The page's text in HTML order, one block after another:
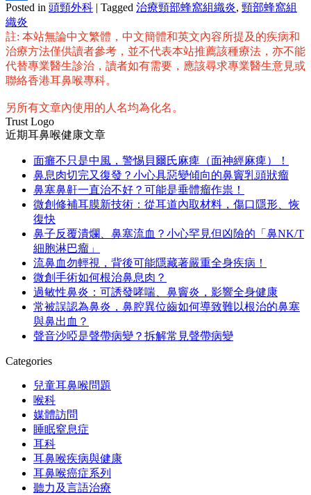
分
享
Posted in 頭頸外科 | Tagged 治療頸部蜂窩組織炎, 頸部蜂窩組
織炎
註: 本站無論中文繁體，中文簡體和英文內容所提及的疾病和
治療方法僅供讀者參考，並不代表本站推薦該種療法，亦不能
代替專業醫生診治，讀者如有需要，應該尋求專業醫生意見或
聯絡香港耳鼻喉專科。
另所有文章內使用的人名均為化名。
Trust Logo
近期耳鼻喉健康文章
面癱不只是中風，警惕貝爾氏麻痺（面神經麻痺）！
鼻息肉切完又復發？小心具惡變傾向的鼻竇乳頭狀瘤
鼻塞鼻鼾一直治不好？可能是垂體瘤作祟！
微創修補耳膜新技術：從耳道內取材料，傷口隱形、恢
復快
鼻子反覆潰爛、鼻塞流血？小心罕見但凶險的「鼻NK/T
細胞淋巴瘤」
流鼻血勿輕視，背後可能隱藏著嚴重全身疾病！
微創手術如何根治鼻息肉？
過敏性鼻炎：可誘發哮喘、鼻竇炎，影響全身健康
常被誤認為鼻炎，鼻腔異位齒如何導致難以根治的鼻塞
與鼻出血？
聲音沙啞是聲帶病變？拆解常見聲帶病變
Categories
兒童耳鼻喉問題
喉科
媒體訪問
睡眠窒息症
耳科
耳鼻喉疾病與健康
耳鼻喉癌症系列
聽力及言語治療